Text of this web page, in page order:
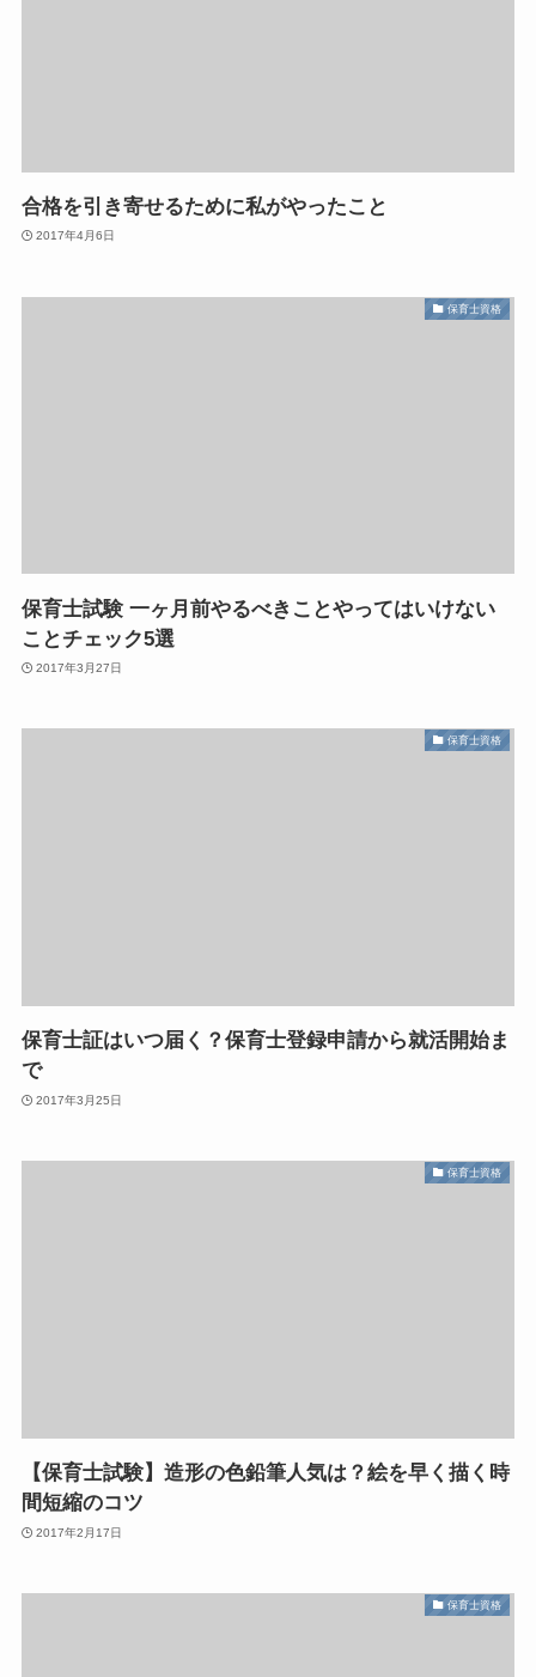
合格を引き寄せるために私がやったこと
2017年4月6日
保育士資格
保育士試験 一ヶ月前やるべきことやってはいけない
ことチェック5選
2017年3月27日
保育士資格
保育士証はいつ届く？保育士登録申請から就活開始ま
で
2017年3月25日
保育士資格
【保育士試験】造形の色鉛筆人気は？絵を早く描く時
間短縮のコツ
2017年2月17日
保育士資格